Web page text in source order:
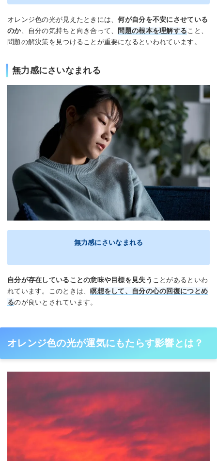
オレンジ色の光が見えたときには、何が自分を不安にさせている
のか、自分の気持ちと向き合って、 問題の根本を理解すること、
問題の解決策を見つけることが重要になるといわれています。
無力感にさいなまれる
無力感にさいなまれる
自分が存在していることの意味や目標を見失う ことがあるといわ
れています。このときは、瞑想をして、自分の心の回復につとめ
るのが良いとされています。
オレンジ色の光が運気にもたらす影響とは？